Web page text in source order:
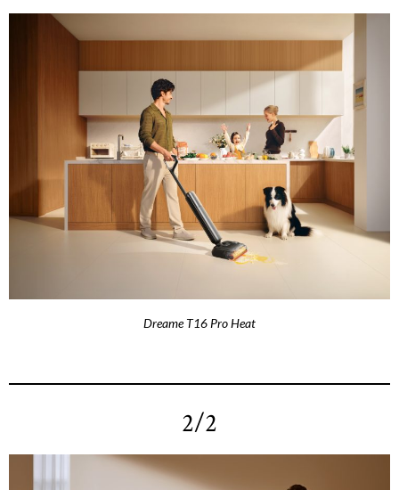
Dreame T16 Pro Heat
2/2